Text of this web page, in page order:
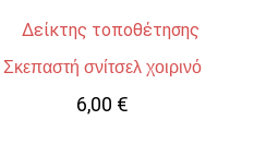
Σκεπαστή σνίτσελ χοιρινό
6,00 €